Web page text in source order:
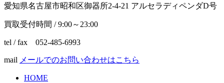
愛知県名古屋市昭和区御器所2-4-21 アルセラディペンダD号
買取受付時間 / 9:00～23:00
tel / fax 052-485-6993
mail メールでのお問い合わせはこちら
HOME